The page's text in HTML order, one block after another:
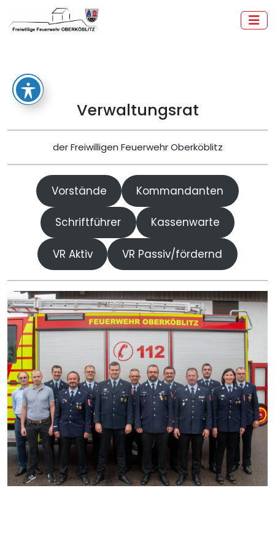
Inhalt
springen
Verwaltungsrat
der Freiwilligen Feuerwehr Oberköblitz
Vorstände Kommandanten
Schriftführer Kassenwarte
VR Aktiv VR Passiv/fördernd